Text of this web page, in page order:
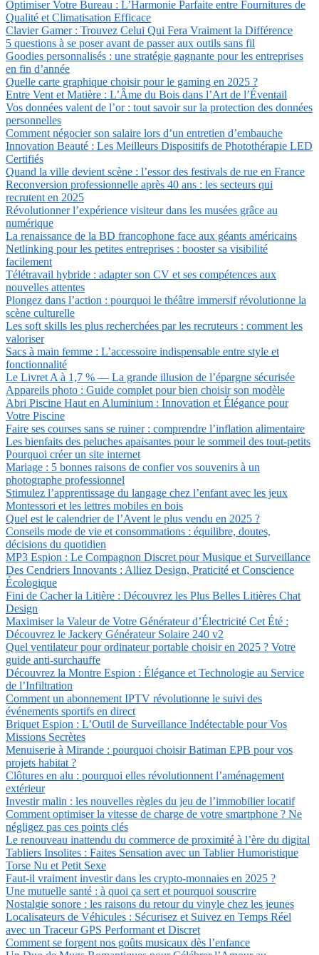
Optimiser Votre Bureau : L’Harmonie Parfaite entre Fournitures de
Qualité et Climatisation Efficace
Clavier Gamer : Trouvez Celui Qui Fera Vraiment la Différence
5 questions à se poser avant de passer aux outils sans fil
Goodies personnalisés : une stratégie gagnante pour les entreprises
en fin d’année
Quelle carte graphique choisir pour le gaming en 2025 ?
Entre Vent et Matière : L’Âme du Bois dans l’Art de l’Éventail
Vos données valent de l’or : tout savoir sur la protection des données
personnelles
Comment négocier son salaire lors d’un entretien d’embauche
Innovation Beauté : Les Meilleurs Dispositifs de Photothérapie LED
Certifiés
Quand la ville devient scène : l’essor des festivals de rue en France
Reconversion professionnelle après 40 ans : les secteurs qui
recrutent en 2025
Révolutionner l’expérience visiteur dans les musées grâce au
numérique
La renaissance de la BD francophone face aux géants américains
Netlinking pour les petites entreprises : booster sa visibilité
facilement
Télétravail hybride : adapter son CV et ses compétences aux
nouvelles attentes
Plongez dans l’action : pourquoi le théâtre immersif révolutionne la
scène culturelle
Les soft skills les plus recherchées par les recruteurs : comment les
valoriser
Sacs à main femme : L’accessoire indispensable entre style et
fonctionnalité
Le Livret A à 1,7 % — La grande illusion de l’épargne sécurisée
Appareils photo : Guide complet pour bien choisir son modèle
Abri Piscine Haut en Aluminium : Innovation et Élégance pour
Votre Piscine
Faire ses courses sans se ruiner : comprendre l’inflation alimentaire
Les bienfaits des peluches apaisantes pour le sommeil des tout-petits
Pourquoi créer un site internet
Mariage : 5 bonnes raisons de confier vos souvenirs à un
photographe professionnel
Stimulez l’apprentissage du langage chez l’enfant avec les jeux
Montessori et les lettres mobiles en bois
Quel est le calendrier de l’Avent le plus vendu en 2025 ?
Conseils mode de vie et consommations : équilibre, doutes,
décisions du quotidien
MP3 Espion : Le Compagnon Discret pour Musique et Surveillance
Des Cendriers Innovants : Alliez Design, Praticité et Conscience
Écologique
Fini de Cacher la Litière : Découvrez les Plus Belles Litières Chat
Design
Maximiser la Valeur de Votre Générateur d’Électricité Cet Été :
Découvrez le Jackery Générateur Solaire 240 v2
Quel ventilateur pour ordinateur portable choisir en 2025 ? Votre
guide anti-surchauffe
Découvrez la Montre Espion : Élégance et Technologie au Service
de l’Infiltration
Comment un abonnement IPTV révolutionne le suivi des
événements sportifs en direct
Briquet Espion : L’Outil de Surveillance Indétectable pour Vos
Missions Secrètes
Menuiserie à Mirande : pourquoi choisir Batiman EPB pour vos
projets habitat ?
Clôtures en alu : pourquoi elles révolutionnent l’aménagement
extérieur
Investir malin : les nouvelles règles du jeu de l’immobilier locatif
Comment optimiser la vitesse de charge de votre smartphone ? Ne
négligez pas ces points clés
Le renouveau inattendu du commerce de proximité à l’ère du digital
Tabliers Insolites : Faites Sensation avec un Tablier Humoristique
Torse Nu et Petit Sexe
Faut-il vraiment investir dans les crypto-monnaies en 2025 ?
Une mutuelle santé : à quoi ça sert et pourquoi souscrire
Nostalgie sonore : les raisons du retour du vinyle chez les jeunes
Localisateurs de Véhicules : Sécurisez et Suivez en Temps Réel
avec un Traceur GPS Performant et Discret
Comment se forgent nos goûts musicaux dès l’enfance